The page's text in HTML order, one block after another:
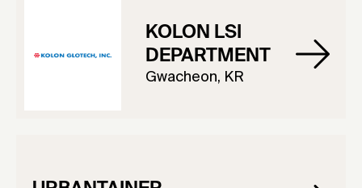
KOLON LSI
DEPARTMENT
Gwacheon, KR